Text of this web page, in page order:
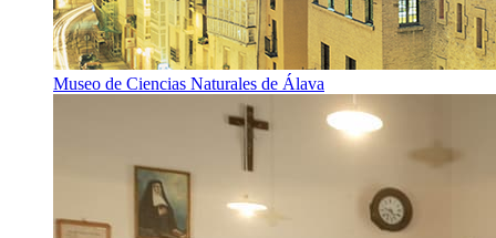
Museo de Ciencias Naturales de Álava